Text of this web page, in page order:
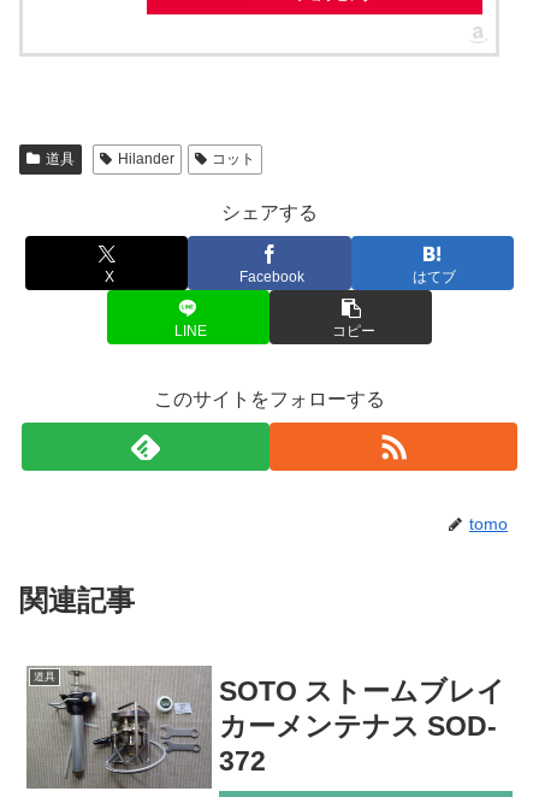
道具 Hilander コット
シェアする
X Facebook はてブ
LINE コピー
このサイトをフォローする
tomo
関連記事
道具
SOTO ストームブレイ
カーメンテナス SOD-
372